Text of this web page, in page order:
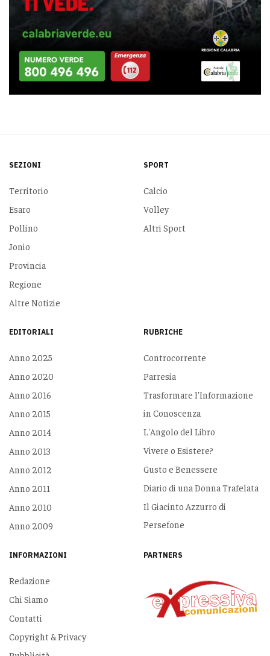
SEZIONI
Territorio
Esaro
Pollino
Jonio
Provincia
Regione
Altre Notizie
SPORT
Calcio
Volley
Altri Sport
EDITORIALI
Anno 2025
Anno 2020
Anno 2016
Anno 2015
Anno 2014
Anno 2013
Anno 2012
Anno 2011
Anno 2010
Anno 2009
RUBRICHE
Controcorrente
Parresia
Trasformare l'Informazione
in Conoscenza
L'Angolo del Libro
Vivere o Esistere?
Gusto e Benessere
Diario di una Donna Trafelata
Il Giacinto Azzurro di
Persefone
INFORMAZIONI
Redazione
Chi Siamo
Contatti
Copyright & Privacy
PARTNERS